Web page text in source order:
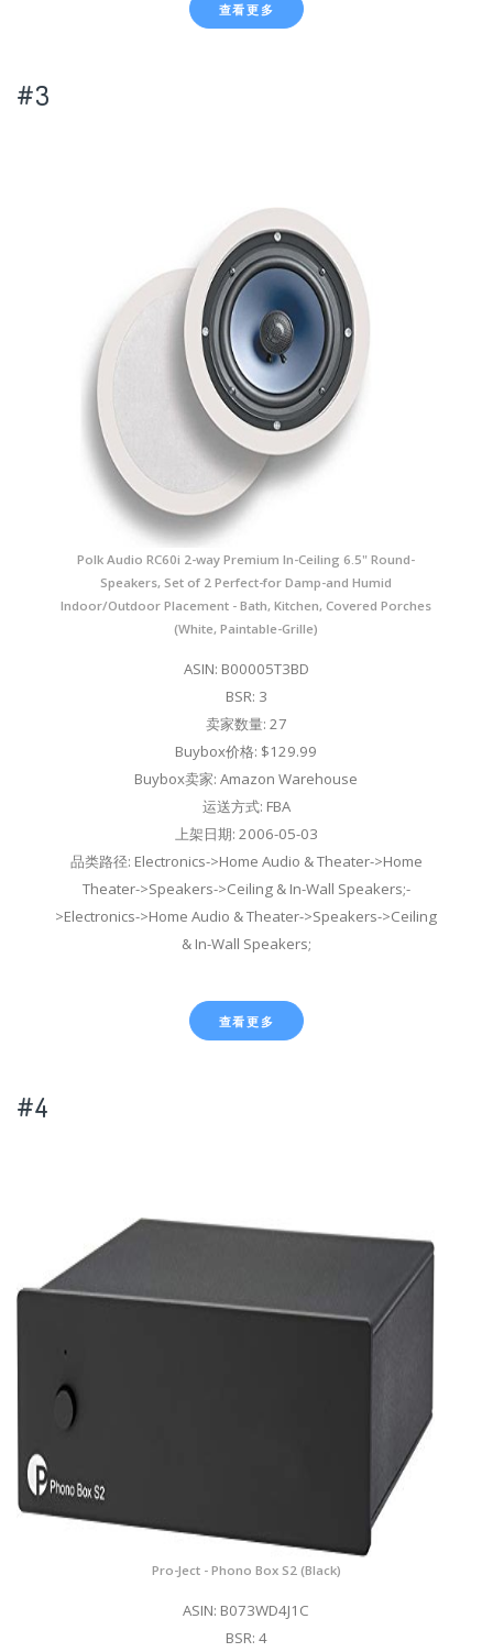
查看更多
#3
Polk Audio RC60i 2-way Premium In-Ceiling 6.5" Round-
Speakers, Set of 2 Perfect-for Damp-and Humid
Indoor/Outdoor Placement - Bath, Kitchen, Covered Porches
(White, Paintable-Grille)
ASIN: B00005T3BD
BSR: 3
卖家数量: 27
Buybox价格: $129.99
Buybox卖家: Amazon Warehouse
运送方式: FBA
上架日期: 2006-05-03
品类路径: Electronics->Home Audio & Theater->Home
Theater->Speakers->Ceiling & In-Wall Speakers;-
>Electronics->Home Audio & Theater->Speakers->Ceiling
& In-Wall Speakers;
查看更多
#4
Pro-Ject - Phono Box S2 (Black)
ASIN: B073WD4J1C
BSR: 4